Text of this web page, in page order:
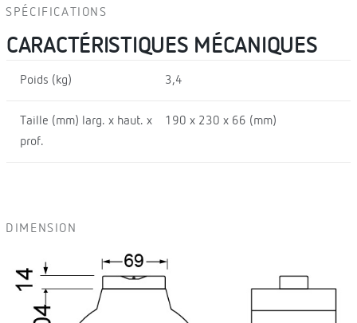
SPÉCIFICATIONS
CARACTÉRISTIQUES MÉCANIQUES
Poids (kg) 3,4
Taille (mm) larg. x haut. x
prof.
190 x 230 x 66 (mm)
DIMENSION